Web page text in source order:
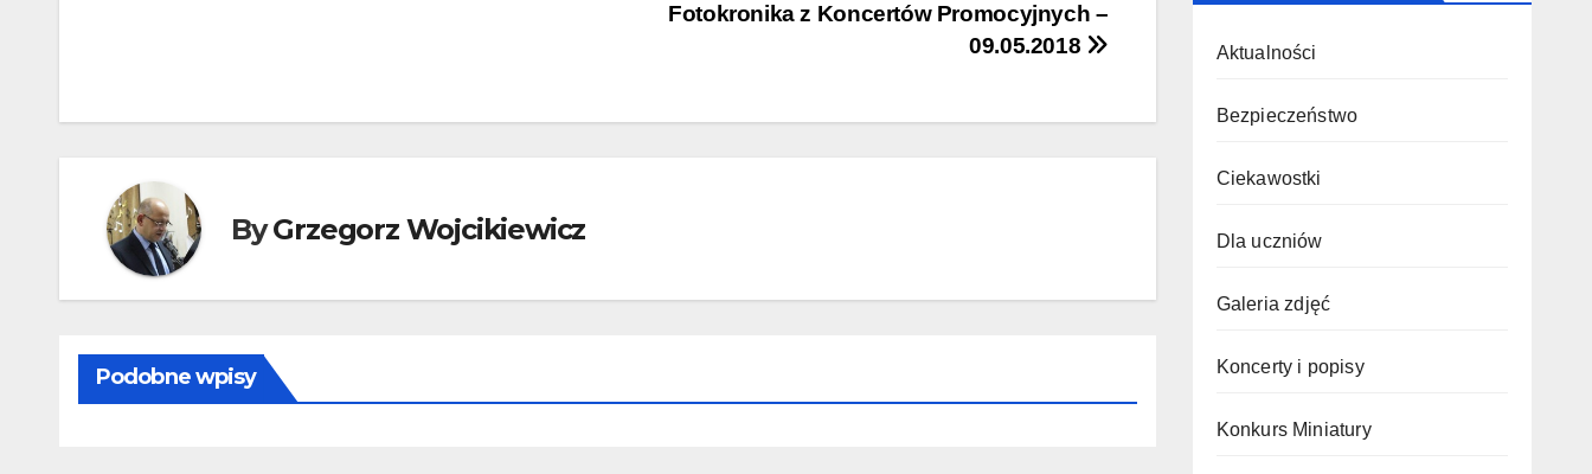
Fotokronika z Koncertów Promocyjnych –
09.05.2018
ByGrzegorz Wojcikiewicz
Podobne wpisy
Aktualności
Bezpieczeństwo
Ciekawostki
Dla uczniów
Galeria zdjęć
Koncerty i popisy
Konkurs Miniatury